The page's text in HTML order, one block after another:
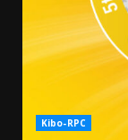
Kibo-RPC